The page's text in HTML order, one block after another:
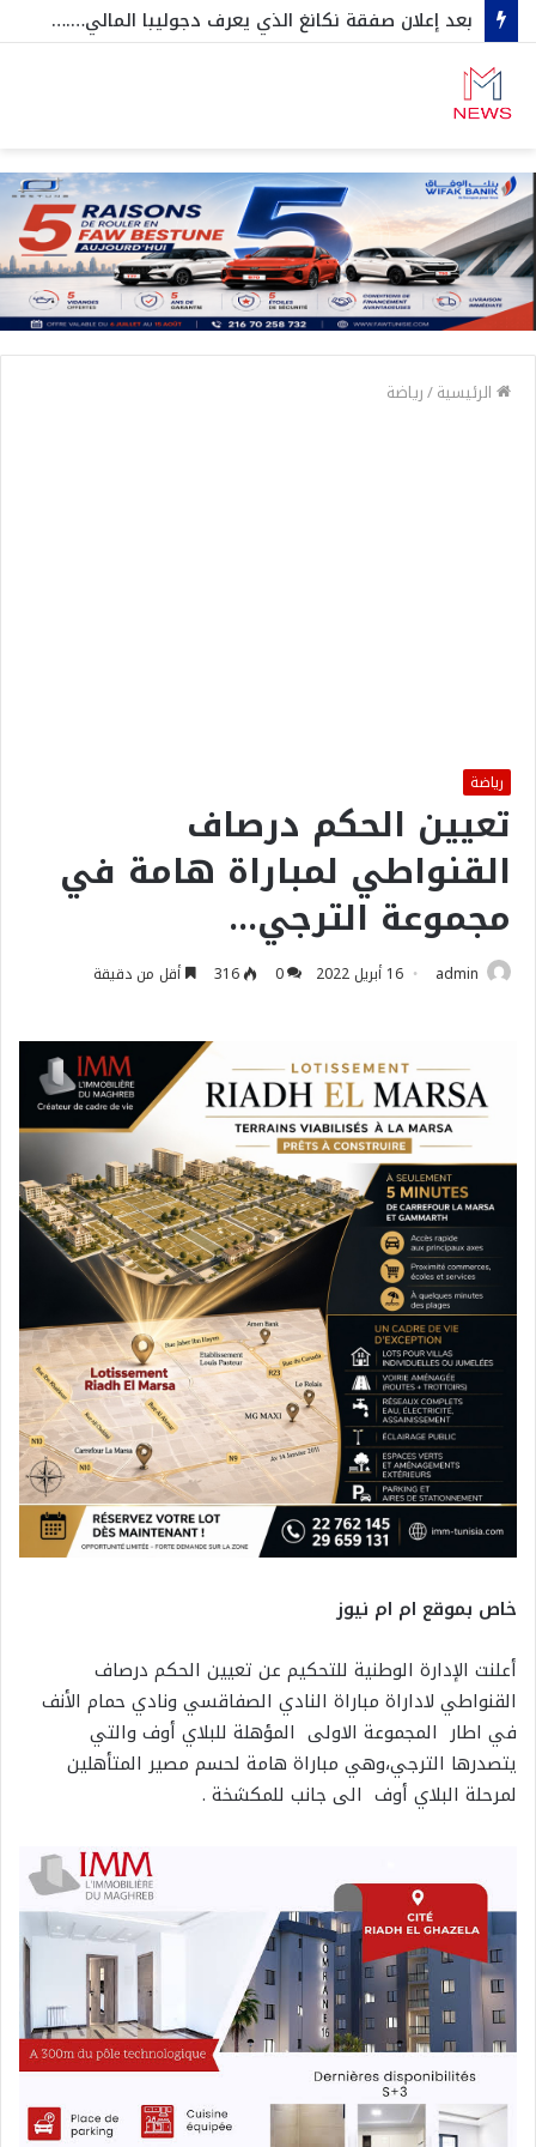
بعد إعلان صفقة نكانغ الذي يعرف دجوليبا المالي….مسؤول من الافريقي يكشف بصراحة تفاصيل بقية الصفقات القادمة ..
الرئيسية/رياضة
رياضة
تعيين الحكم درصاف
القنواطي لمباراة هامة في
مجموعة الترجي…
admin 16 أبريل 2022 0
316 أقل من دقيقة
خاص بموقع ام ام نيوز
أعلنت الإدارة الوطنية للتحكيم عن تعيين الحكم درصاف
القنواطي لاداراة مباراة النادي الصفاقسي ونادي حمام الأنف
في اطار المجموعة الاولى المؤهلة للبلاي أوف والتي
يتصدرها الترجي،وهي مباراة هامة لحسم مصير المتأهلين
لمرحلة البلاي أوف الى جانب للمكشخة .